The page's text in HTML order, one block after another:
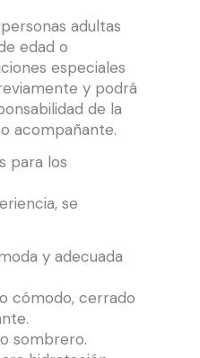
adultas
edad o
especiales
y podrá
de la
acompañante.
para los
se
y adecuada
cómodo, cerrado
sombrero.